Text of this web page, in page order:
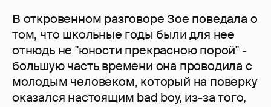
В откровенном разговоре Зое поведала о
том, что школьные годы были для нее
отнюдь не "юности прекрасною порой" -
большую часть времени она проводила с
молодым человеком, который на поверку
оказался настоящим bad boy, из-за того,